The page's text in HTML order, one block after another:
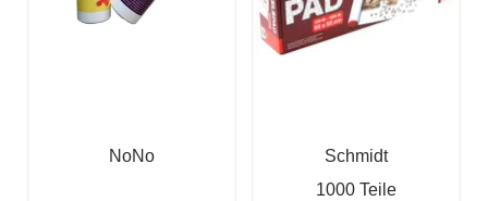
NoNo
Schmidt
1000 Teile